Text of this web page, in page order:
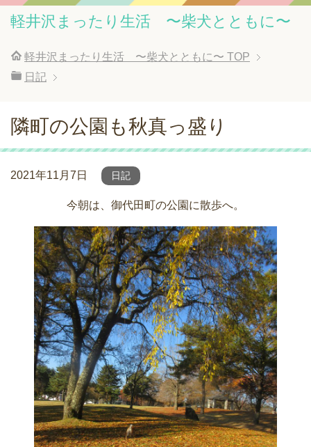
軽井沢まったり生活 〜柴犬とともに〜
軽井沢まったり生活 〜柴犬とともに〜 TOP
日記
隣町の公園も秋真っ盛り
2021年11月7日 日記
今朝は、御代田町の公園に散歩へ。